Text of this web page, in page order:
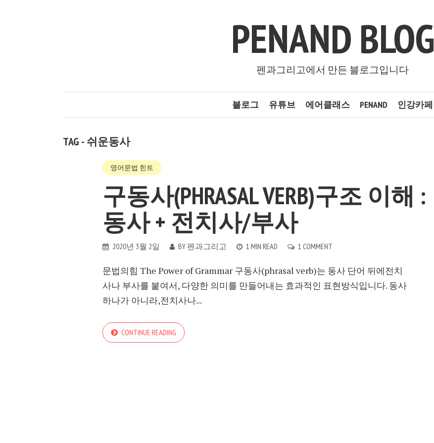
PENAND BLOG
펜과그리고에서 만든 블로그입니다
블로그 유튜브 에어클래스 PENAND 인강카페
TAG - 쉬운동사
영어문법 힌트
구동사(PHRASAL VERB)구조 이해 :
동사 + 전치사/부사
2020년 3월 2일 BY 펜과그리고 1 MIN READ 1 COMMENT
문법의힘 The Power of Grammar 구동사(phrasal verb)는 동사 단어 뒤에전치
사나 부사를 붙여서, 다양한 의미를 만들어내는 효과적인 표현방식입니다. 동사
하나가 아니라,전치사나...
CONTINUE READING